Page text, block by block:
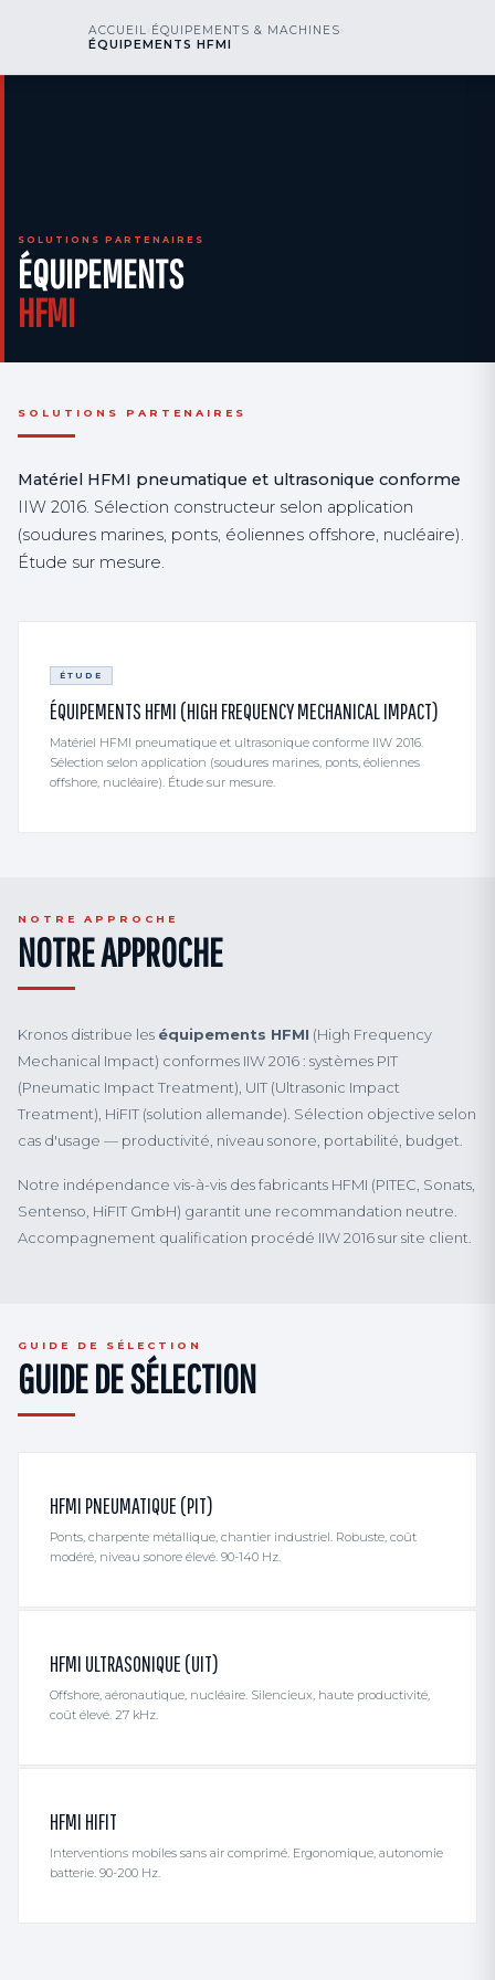
nos
engineering
NOUS APPELER AOG 24/7
SOLUTIONS PARTENAIRES
ÉQUIPEMENTS
HFMI
ACCUEIL ÉQUIPEMENTS & MACHINES
ÉQUIPEMENTS HFMI
SOLUTIONS PARTENAIRES
Matériel HFMI pneumatique et ultrasonique conforme
IIW 2016. Sélection constructeur selon application
(soudures marines, ponts, éoliennes offshore, nucléaire).
Étude sur mesure.
ÉTUDE
ÉQUIPEMENTS HFMI (HIGH FREQUENCY MECHANICAL IMPACT)
Matériel HFMI pneumatique et ultrasonique conforme IIW 2016.
Sélection selon application (soudures marines, ponts, éoliennes
offshore, nucléaire). Étude sur mesure.
NOTRE APPROCHE
NOTRE APPROCHE
Kronos distribue les équipements HFMI (High Frequency
Mechanical Impact) conformes IIW 2016 : systèmes PIT
(Pneumatic Impact Treatment), UIT (Ultrasonic Impact
Treatment), HiFIT (solution allemande). Sélection objective selon
cas d'usage — productivité, niveau sonore, portabilité, budget.
Notre indépendance vis-à-vis des fabricants HFMI (PITEC, Sonats,
Sentenso, HiFIT GmbH) garantit une recommandation neutre.
Accompagnement qualification procédé IIW 2016 sur site client.
GUIDE DE SÉLECTION
GUIDE DE SÉLECTION
HFMI PNEUMATIQUE (PIT)
Ponts, charpente métallique, chantier industriel. Robuste, coût
modéré, niveau sonore élevé. 90-140 Hz.
HFMI ULTRASONIQUE (UIT)
Offshore, aéronautique, nucléaire. Silencieux, haute productivité,
coût élevé. 27 kHz.
HFMI HIFIT
Interventions mobiles sans air comprimé. Ergonomique, autonomie
batterie. 90-200 Hz.